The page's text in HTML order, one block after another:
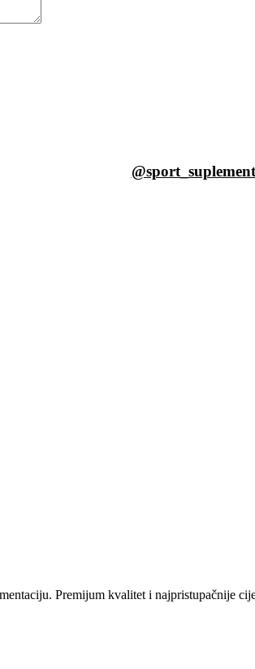
Premijum kvalitet i najpristupačnije